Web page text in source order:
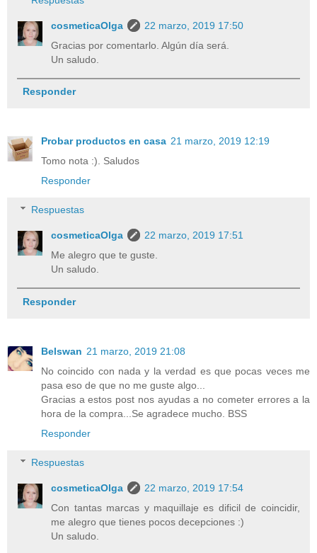
cosmeticaOlga
22 marzo, 2019 17:50
Gracias por comentarlo. Algún día será.
Un saludo.
Responder
Probar productos en casa 21 marzo, 2019 12:19
Tomo nota :). Saludos
Responder
Respuestas
cosmeticaOlga
22 marzo, 2019 17:51
Me alegro que te guste.
Un saludo.
Responder
Belswan 21 marzo, 2019 21:08
No coincido con nada y la verdad es que pocas veces me
pasa eso de que no me guste algo...
Gracias a estos post nos ayudas a no cometer errores a la
hora de la compra...Se agradece mucho. BSS
Responder
Respuestas
cosmeticaOlga
22 marzo, 2019 17:54
Con tantas marcas y maquillaje es dificil de coincidir,
me alegro que tienes pocos decepciones :)
Un saludo.